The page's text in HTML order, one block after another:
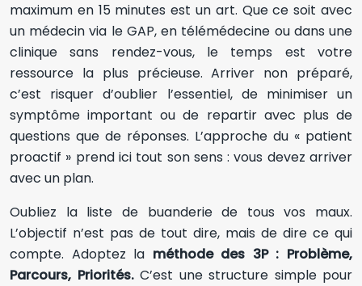
maximum en 15 minutes est un art. Que ce soit avec
un médecin via le GAP, en télémédecine ou dans une
clinique sans rendez-vous, le temps est votre
ressource la plus précieuse. Arriver non préparé,
c’est risquer d’oublier l’essentiel, de minimiser un
symptôme important ou de repartir avec plus de
questions que de réponses. L’approche du « patient
proactif » prend ici tout son sens : vous devez arriver
avec un plan.
Oubliez la liste de buanderie de tous vos maux.
L’objectif n’est pas de tout dire, mais de dire ce qui
compte. Adoptez la méthode des 3P : Problème,
Parcours, Priorités.C’est une structure simple pour